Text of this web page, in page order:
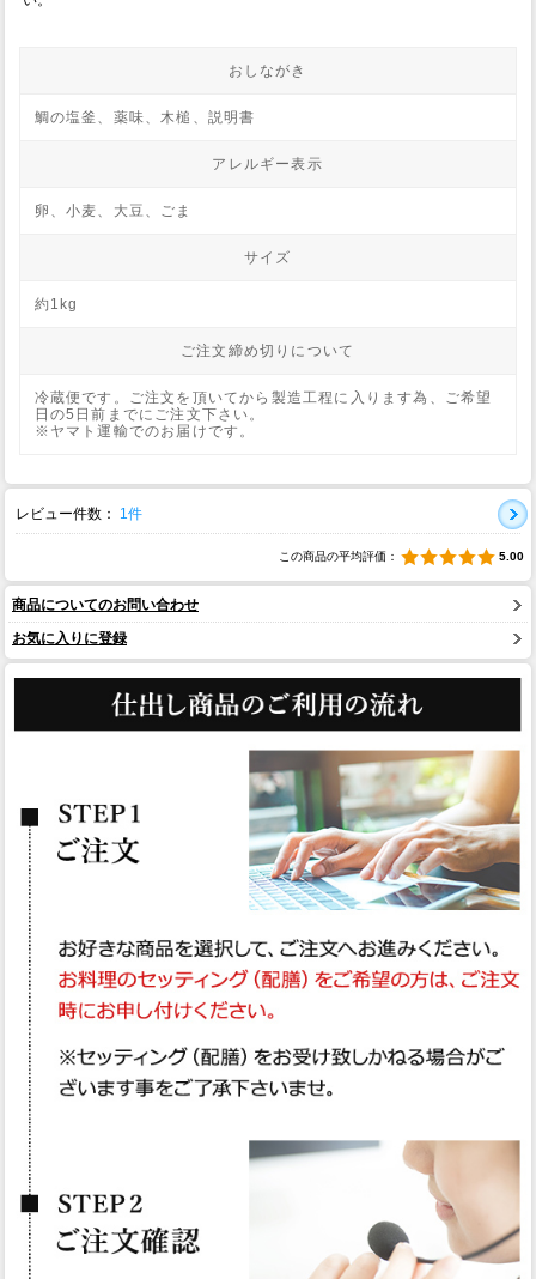
おしながき
鯛の塩釜、薬味、木槌、説明書
アレルギー表示
卵、小麦、大豆、ごま
サイズ
約1kg
ご注文締め切りについて
冷蔵便です。ご注文を頂いてから製造工程に入ります為、ご希望
日の5日前までにご注文下さい。
※ヤマト運輸でのお届けです。
レビュー件数： 1件
この商品の平均評価： 5.00
商品についてのお問い合わせ
お気に入りに登録